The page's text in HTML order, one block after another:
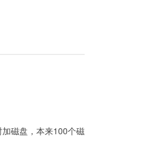
磁盘，本来100个磁